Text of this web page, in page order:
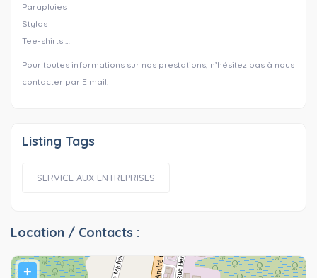
Parapluies
Stylos
Tee-shirts …
Pour toutes informations sur nos prestations, n’hésitez pas à nous
contacter par E mail.
Listing Tags
SERVICE AUX ENTREPRISES
Location / Contacts :
+